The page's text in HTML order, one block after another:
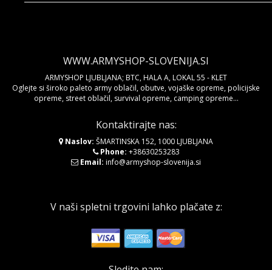
WWW.ARMYSHOP-SLOVENIJA.SI
ARMYSHOP LJUBLJANA; BTC, HALA A, LOKAL 55 - KLET
Oglejte si široko paleto army oblačil, obutve, vojaške opreme, policijske
opreme, street oblačil, survival opreme, camping opreme...
Kontaktirajte nas:
Naslov: ŠMARTINSKA 152, 1000 LJUBLJANA
Phone: +38630253283
Email: info@armyshop-slovenija.si
V naši spletni trgovini lahko plačate z: